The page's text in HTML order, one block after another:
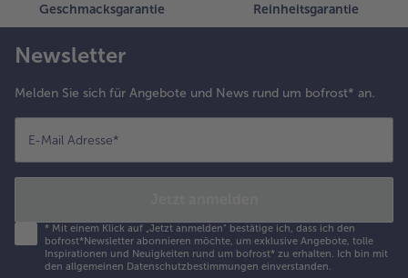
Geschmacksgarantie Reinheitsgarantie
Newsletter
Melden Sie sich für Angebote und News rund um bofrost* an.
E-Mail Adresse*
* Mit einem Klick auf „Jetzt anmelden" bestätige ich, dass ich den
bofrost*Newsletter abonnieren möchte, um exklusive Angebote, tolle
Inspirationen und Neuigkeiten rund um bofrost* zu erhalten. Ich bin mit
den allgemeinen Datenschutzbestimmungen einverstanden.